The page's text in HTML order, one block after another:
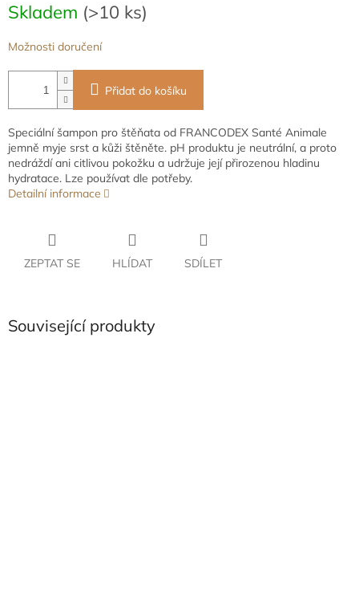
cena:
Skladem (>10 ks)
Možnosti doručení
Přidat do košíku
Speciální šampon pro štěňata od FRANCODEX Santé Animale
jemně myje srst a kůži štěněte. pH produktu je neutrální, a proto
nedráždí ani citlivou pokožku a udržuje její přirozenou hladinu
hydratace. Lze používat dle potřeby.
Detailní informace
ZEPTAT SE HLÍDAT SDÍLET
Související produkty